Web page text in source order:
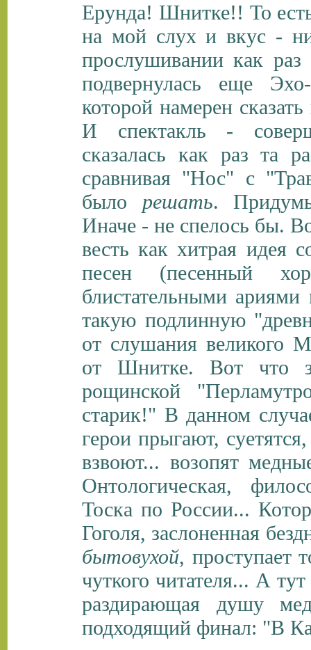
Ерунда! Шнитке!! То
на мой слух и вкус -
прослушивании как
подвернулась еще
которой намерен
И спектакль -
сказалась как раз та
сравнивая "Нос" с
было решать.
Иначе - не спелось бы.
весть как хитрая идея
песен (песенный
блистательными ариями
такую подлинную
от слушания великого
от Шнитке. Вот что
рощинской
старик!" В данном
герои прыгают,
взвоют... возопят
Онтологическая,
Тоска по России...
Гоголя, заслоненная
бытовухой, проступает
чуткого читателя... А
раздирающая душу
подходящий финал: "В